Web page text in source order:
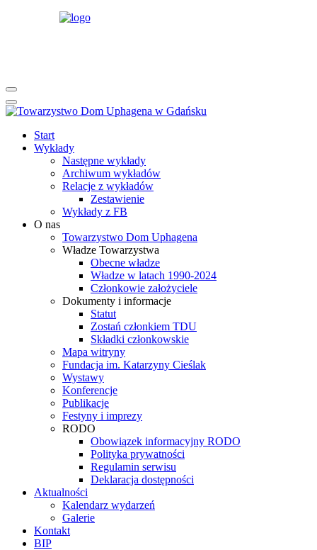
Start
Wykłady
Następne wykłady
Archiwum wykładów
Relacje z wykładów
Zestawienie
Wykłady z FB
O nas
Towarzystwo Dom Uphagena
Władze Towarzystwa
Obecne władze
Władze w latach 1990-2024
Członkowie założyciele
Dokumenty i informacje
Statut
Zostań członkiem TDU
Składki członkowskie
Mapa witryny
Fundacja im. Katarzyny Cieślak
Wystawy
Konferencje
Publikacje
Festyny i imprezy
RODO
Obowiązek informacyjny RODO
Polityka prywatności
Regulamin serwisu
Deklaracja dostępności
Aktualności
Kalendarz wydarzeń
Galerie
Kontakt
BIP